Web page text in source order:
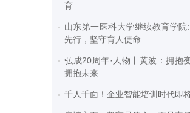
育
山东第一医科大学继续教育学院
先行，坚守育人使命
弘成20周年·人物丨黄波：拥抱
拥抱未来
千人千面！企业智能培训时代即